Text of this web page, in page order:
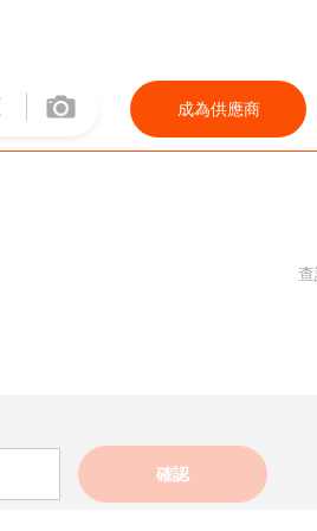
成為供應商
確認